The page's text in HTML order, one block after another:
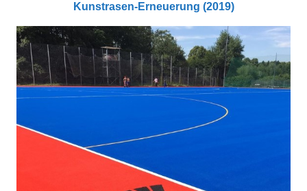
Kunstrasen-Erneuerung (2019)